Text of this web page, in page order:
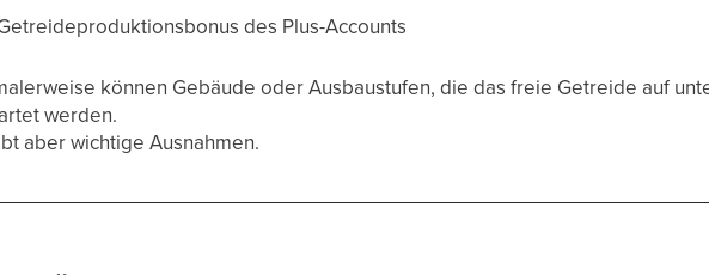
des Plus-Accounts
können Gebäude oder Ausbaustufen, die das freie Getreide auf
werden.
aber wichtige Ausnahmen.